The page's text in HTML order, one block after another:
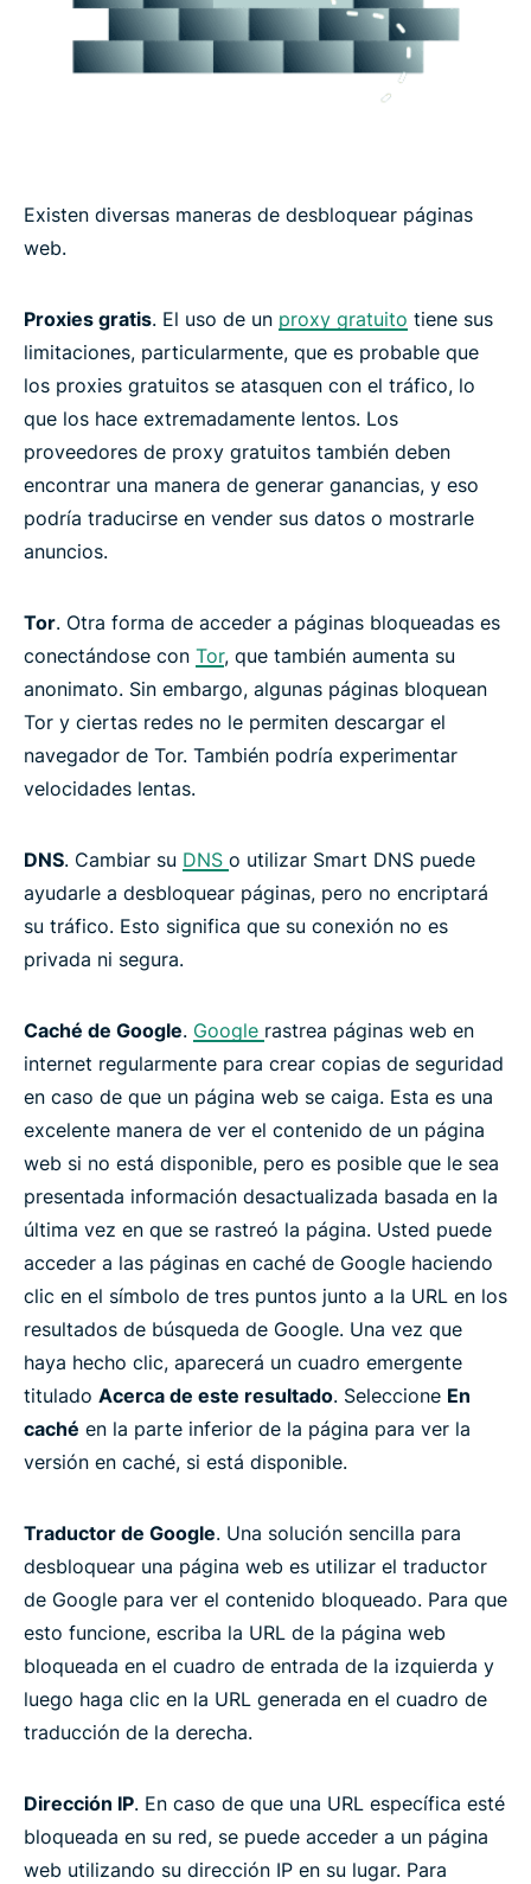
Existen diversas maneras de desbloquear páginas
web.
Proxies gratis. El uso de un proxy gratuito tiene sus
limitaciones, particularmente, que es probable que
los proxies gratuitos se atasquen con el tráfico, lo
que los hace extremadamente lentos. Los
proveedores de proxy gratuitos también deben
encontrar una manera de generar ganancias, y eso
podría traducirse en vender sus datos o mostrarle
anuncios.
Tor. Otra forma de acceder a páginas bloqueadas es
conectándose con Tor, que también aumenta su
anonimato. Sin embargo, algunas páginas bloquean
Tor y ciertas redes no le permiten descargar el
navegador de Tor. También podría experimentar
velocidades lentas.
DNS. Cambiar su DNS o utilizar Smart DNS puede
ayudarle a desbloquear páginas, pero no encriptará
su tráfico. Esto significa que su conexión no es
privada ni segura.
Caché de Google. Google rastrea páginas web en
internet regularmente para crear copias de seguridad
en caso de que un página web se caiga. Esta es una
excelente manera de ver el contenido de un página
web si no está disponible, pero es posible que le sea
presentada información desactualizada basada en la
última vez en que se rastreó la página. Usted puede
acceder a las páginas en caché de Google haciendo
clic en el símbolo de tres puntos junto a la URL en los
resultados de búsqueda de Google. Una vez que
haya hecho clic, aparecerá un cuadro emergente
titulado Acerca de este resultado. Seleccione En
caché en la parte inferior de la página para ver la
versión en caché, si está disponible.
Traductor de Google. Una solución sencilla para
desbloquear una página web es utilizar el traductor
de Google para ver el contenido bloqueado. Para que
esto funcione, escriba la URL de la página web
bloqueada en el cuadro de entrada de la izquierda y
luego haga clic en la URL generada en el cuadro de
traducción de la derecha.
Dirección IP. En caso de que una URL específica esté
bloqueada en su red, se puede acceder a un página
web utilizando su dirección IP en su lugar. Para